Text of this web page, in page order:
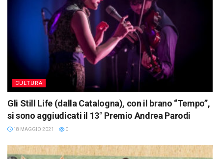
CULTURA
Gli Still Life (dalla Catalogna), con il brano “Tempo”,
si sono aggiudicati il 13° Premio Andrea Parodi
18 MAGGIO 2021 0